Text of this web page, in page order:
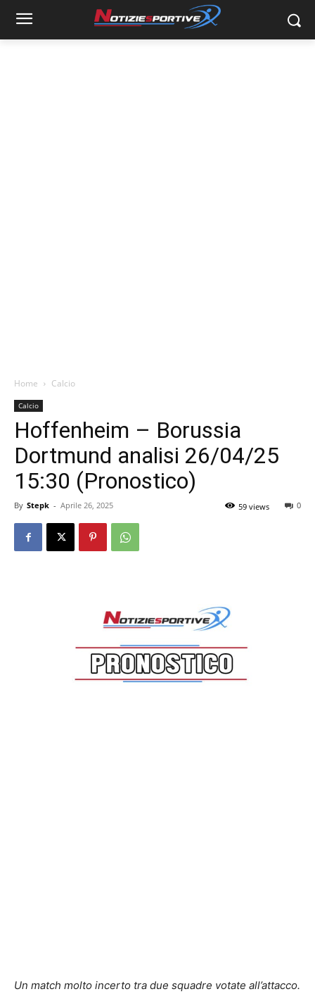
Home Calcio
Calcio
Hoffenheim – Borussia
Dortmund analisi 26/04/25
15:30 (Pronostico)
By Stepk - Aprile 26, 2025 0
59 views
Un match molto incerto tra due squadre votate all’attacco.